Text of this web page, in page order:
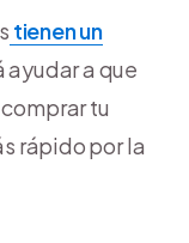
tienen un
ayudar a que
tu
rápido por la